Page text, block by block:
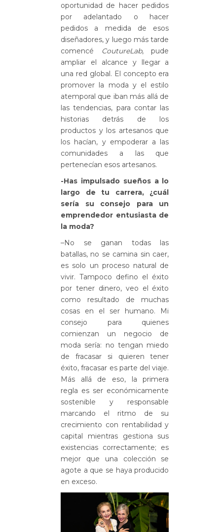
oportunidad de hacer pedidos
por adelantado o hacer
pedidos a medida de esos
diseñadores, y luego más tarde
comencé CoutureLab, pude
ampliar el alcance y llegar a
una red global. El concepto era
promover la moda y el estilo
atemporal que iban más allá de
las tendencias, para contar las
historias detrás de los
productos y los artesanos que
los hacían, y empoderar a las
comunidades a las que
pertenecían esos artesanos.
-Has impulsado sueños a lo
largo de tu carrera, ¿cuál
sería su consejo para un
emprendedor entusiasta de
la moda?
–No se ganan todas las
batallas, no se camina sin caer,
es solo un proceso natural de
vivir. Tampoco defino el éxito
por tener dinero, veo el éxito
como resultado de muchas
cosas en el ser humano. Mi
consejo para quienes
comienzan un negocio de
moda sería: no tengan miedo
de fracasar si quieren tener
éxito, fracasar es parte del viaje.
Más allá de eso, la primera
regla es ser económicamente
sostenible y responsable
marcando el ritmo de su
crecimiento con rentabilidad y
capital mientras gestiona sus
existencias correctamente; es
mejor que una colección se
agote a que se haya producido
en exceso.